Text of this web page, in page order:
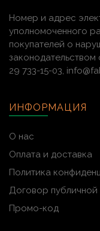
Номер и адрес
уполномоченного
покупателей о
законодательством
29 733-15-03,
ИНФОРМАЦИЯ
О нас
Оплата и доставка
Политика
Договор
Промо-код